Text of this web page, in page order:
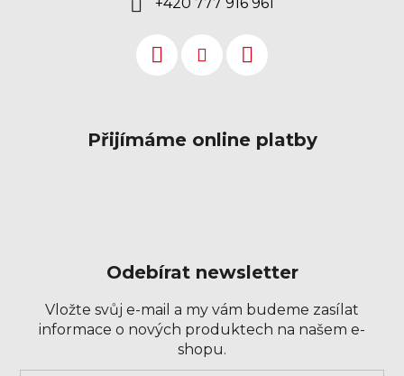
Přijímáme online platby
Odebírat newsletter
Vložte svůj e-mail a my vám budeme zasílat
informace o nových produktech na našem e-
shopu.